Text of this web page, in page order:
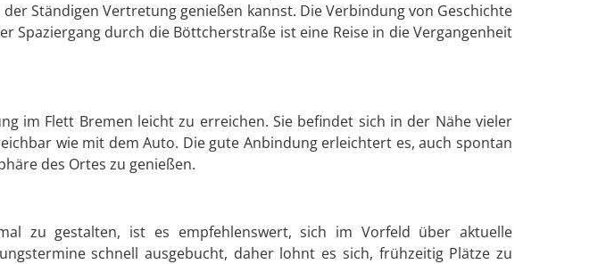
Ständigen Vertretung genießen kannst. Die Verbindung von Geschichte
Spaziergang durch die Böttcherstraße ist eine Reise in die Vergangenheit
im Flett Bremen leicht zu erreichen. Sie befindet sich in der Nähe vieler
wie mit dem Auto. Die gute Anbindung erleichtert es, auch spontan
des Ortes zu genießen.
zu gestalten, ist es empfehlenswert, sich im Vorfeld über aktuelle
schnell ausgebucht, daher lohnt es sich, frühzeitig Plätze zu